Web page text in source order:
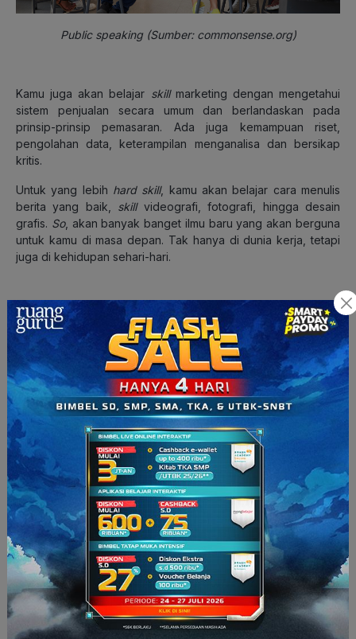
Public speaking (Sumber: commonsense.org)
Kamu juga akan belajar skillmarketing dengan mengetahui
sistem penjualan secara umum dan berlandaskan pada
prinsip-prinsip pemasaran. Ada juga kemampuan riset,
pengolahan data, keterampilan menganalisa dan bersikap
kritis.
Untuk yang lebih hard skill, kamu akan belajar cara menulis
berita yang baik, skillvideografi, fotografi, hingga desain
grafis. So, akan banyak banget ilmu baru yang akan berguna
untuk kamu di masa depan. Tak hanya di dunia kerja, tetapi
juga di kehidupan sehari-hari.
Tugas dan Praktik yang akan Kamu
Temui
Tak hanya belajar teori, jurusan Ilmu Komunikasi juga terkenal
dengan praktikum dan tugasnya yang seru. Lingkup
praktikum yang bisa kamu lakukan pun cukup luas, mulai dari
manajemen dan produksi televisi, radio, hingga media cetak.
Menjadi anak komunikasi artinya kamu akan dituntut untuk
selalu kreatif. Hampir setiap mata kuliah mewajibkan kamu
untuk menghasilkan ide-ide kreatif dalam waktu yang relatif
singkat. Menulis berita, membuat film, mendesain sampul
produk, dan sebagainya.